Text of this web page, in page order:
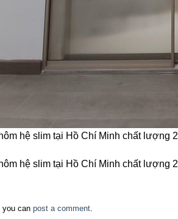
hệ slim tại Hồ Chí Minh chất lượng 2
hệ slim tại Hồ Chí Minh chất lượng 2
you can post a comment